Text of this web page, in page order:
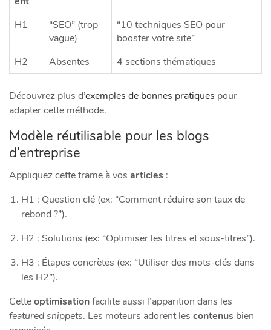
H1
“SEO” (trop
vague)
“10 techniques SEO pour
booster votre site”
H2
Absentes 4 sections thématiques
Découvrez plus d’exemples de bonnes pratiques pour
adapter cette méthode.
Modèle réutilisable pour les blogs
d’entreprise
Appliquez cette trame à vos articles :
H1 : Question clé (ex: “Comment réduire son taux de
rebond ?”).
H2 : Solutions (ex: “Optimiser les titres et sous-titres”).
H3 : Étapes concrètes (ex: “Utiliser des mots-clés dans
les H2”).
Cetteoptimisationfacilite aussi l’apparition dans les
featured snippets. Les moteurs adorent les contenus bien